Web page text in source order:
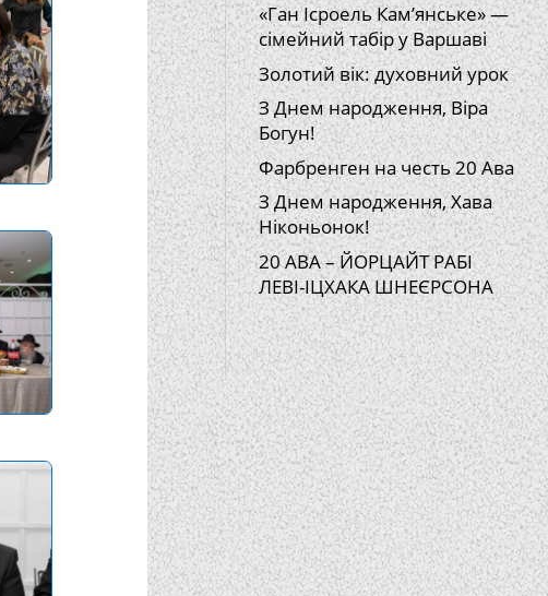
«Ган Ісроель Кам’янське» —
сімейний табір у Варшаві
Золотий вік: духовний урок
З Днем народження, Віра
Богун!
Фарбренген на честь 20 Ава
З Днем народження, Хава
Ніконьонок!
20 АВА – ЙОРЦАЙТ РАБІ
ЛЕВІ-ІЦХАКА ШНЕЄРСОНА